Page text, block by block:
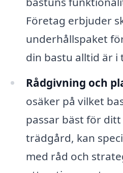
Företag erbjuder
underhållspaket
din bastu alltid är i
Rådgivning och
osäker på vilket
passar bäst för
trädgård, kan
med råd och